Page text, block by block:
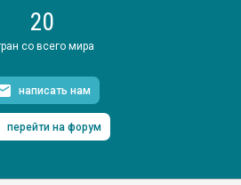
20
со всего мира
написать нам
перейти на форум